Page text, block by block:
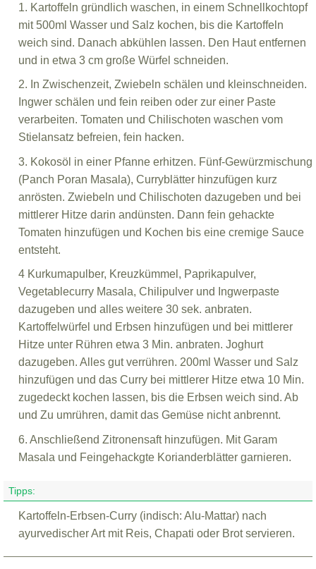
1. Kartoffeln gründlich waschen, in einem Schnellkochtopf
mit 500ml Wasser und Salz kochen, bis die Kartoffeln
weich sind. Danach abkühlen lassen. Den Haut entfernen
und in etwa 3 cm große Würfel schneiden.
2. In Zwischenzeit, Zwiebeln schälen und kleinschneiden.
Ingwer schälen und fein reiben oder zur einer Paste
verarbeiten. Tomaten und Chilischoten waschen vom
Stielansatz befreien, fein hacken.
3. Kokosöl in einer Pfanne erhitzen. Fünf-Gewürzmischung
(Panch Poran Masala), Curryblätter hinzufügen kurz
anrösten. Zwiebeln und Chilischoten dazugeben und bei
mittlerer Hitze darin andünsten. Dann fein gehackte
Tomaten hinzufügen und Kochen bis eine cremige Sauce
entsteht.
4 Kurkumapulber, Kreuzkümmel, Paprikapulver,
Vegetablecurry Masala, Chilipulver und Ingwerpaste
dazugeben und alles weitere 30 sek. anbraten.
Kartoffelwürfel und Erbsen hinzufügen und bei mittlerer
Hitze unter Rühren etwa 3 Min. anbraten. Joghurt
dazugeben. Alles gut verrühren. 200ml Wasser und Salz
hinzufügen und das Curry bei mittlerer Hitze etwa 10 Min.
zugedeckt kochen lassen, bis die Erbsen weich sind. Ab
und Zu umrühren, damit das Gemüse nicht anbrennt.
6. Anschließend Zitronensaft hinzufügen. Mit Garam
Masala und Feingehackgte Korianderblätter garnieren.
Tipps:
Kartoffeln-Erbsen-Curry (indisch: Alu-Mattar) nach
ayurvedischer Art mit Reis, Chapati oder Brot servieren.